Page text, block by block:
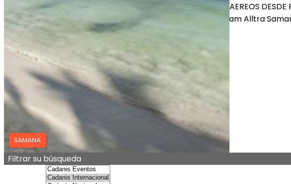
SAMANA
SAMANA, desde ROSARIO (8 noches) - ENERO 2027 • AEREOS
PRIVADO. Alojamiento de 8 noches en el Hotel Wyndham Alltra
Ver más
Filtrar su búsqueda